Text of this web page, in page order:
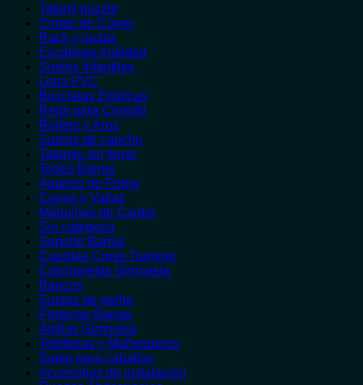
Tatami puzzle
Cintas de Correr
Rack y jaulas
Escaleras Agilidad
Suelos Infantiles
Lona PVC
Bicicletas Elípticas
Reloj para Crossfit
Rollers y Aros
Suelos de caucho
Tatamis sin forrar
Topes Barras
Agarres de Polea
Conos y Vallas
Máquinas de Cardio
Sin categoría
Soporte Barras
Cuerdas Cross Training
Colchonetas Gimnasia
Bancos
Suelos de goma
Protector Barras
Anillas Gimnasia
Tobilleras y Muñequeras
Suelo para caballos
Accesorios de instalación